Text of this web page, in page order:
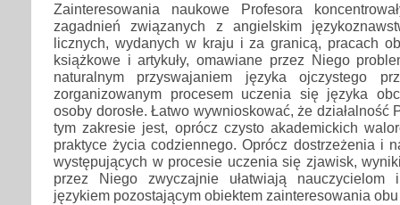
Zainteresowania naukowe Profesora
zagadnień związanych z angielskim
licznych, wydanych w kraju i za granicą, pracach
książkowe i artykuły, omawiane przez Niego
naturalnym przyswajaniem języka ojczystego
zorganizowanym procesem uczenia się języka
osoby dorosłe. Łatwo wywnioskować, że działalność
tym zakresie jest, oprócz czysto akademickich
praktyce życia codziennego. Oprócz dostrzeżenia i
występujących w procesie uczenia się zjawisk,
przez Niego zwyczajnie ułatwiają
językiem pozostającym obiektem zainteresowania